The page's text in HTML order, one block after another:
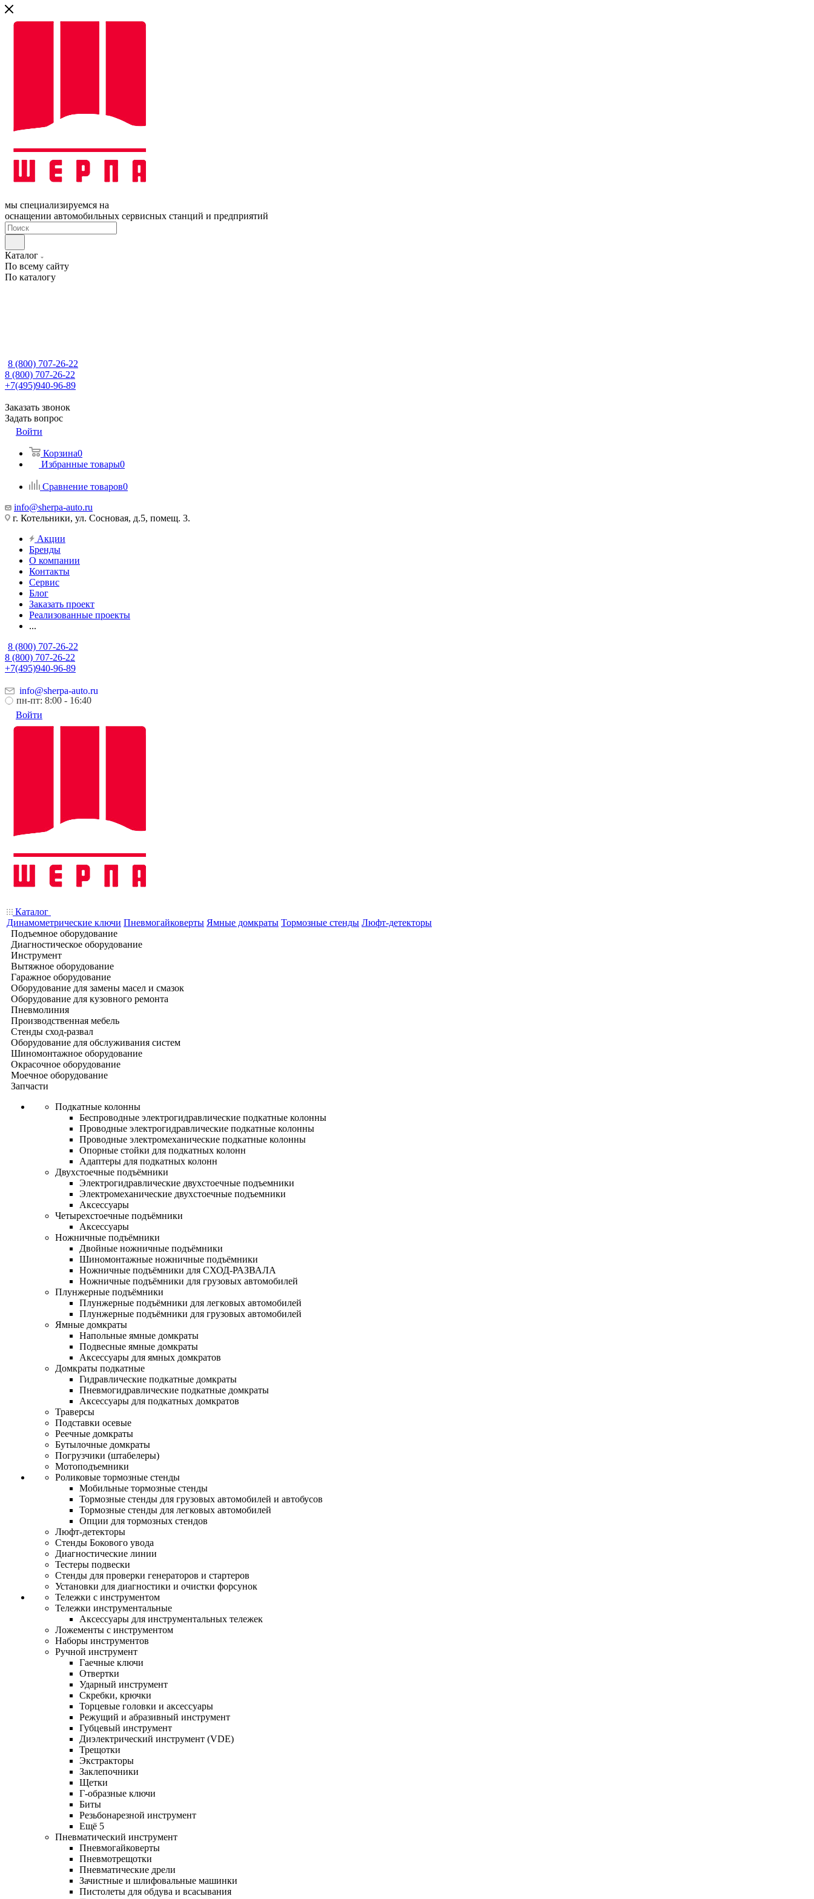
мы специализируемся на
оснащении автомобильных сервисных станций и предприятий
Каталог
По всему сайту
По каталогу
8 (800) 707-26-22
8 (800) 707-26-22
+7(495)940-96-89
Заказать звонок
Задать вопрос
Войти
Корзина0
Избранные товары0
Сравнение товаров0
info@sherpa-auto.ru
г. Котельники, ул. Сосновая, д.5, помещ. 3.
Акции
Бренды
О компании
Контакты
Сервис
Блог
Заказать проект
Реализованные проекты
...
8 (800) 707-26-22
8 (800) 707-26-22
+7(495)940-96-89
info@sherpa-auto.ru
пн-пт: 8:00 - 16:40
Войти
Каталог
Динамометрические ключи Пневмогайковерты Ямные домкраты Тормозные стенды Люфт-детекторы
Подъемное оборудование
Диагностическое оборудование
Инструмент
Вытяжное оборудование
Гаражное оборудование
Оборудование для замены масел и смазок
Оборудование для кузовного ремонта
Пневмолиния
Производственная мебель
Стенды сход-развал
Оборудование для обслуживания систем
Шиномонтажное оборудование
Окрасочное оборудование
Моечное оборудование
Запчасти
Подкатные колонны
Беспроводные электрогидравлические подкатные колонны
Проводные электрогидравлические подкатные колонны
Проводные электромеханические подкатные колонны
Опорные стойки для подкатных колонн
Адаптеры для подкатных колонн
Двухстоечные подъёмники
Электрогидравлические двухстоечные подъемники
Электромеханические двухстоечные подъемники
Аксессуары
Четырехстоечные подъёмники
Аксессуары
Ножничные подъёмники
Двойные ножничные подъёмники
Шиномонтажные ножничные подъёмники
Ножничные подъёмники для СХОД-РАЗВАЛА
Ножничные подъёмники для грузовых автомобилей
Плунжерные подъёмники
Плунжерные подъёмники для легковых автомобилей
Плунжерные подъёмники для грузовых автомобилей
Ямные домкраты
Напольные ямные домкраты
Подвесные ямные домкраты
Аксессуары для ямных домкратов
Домкраты подкатные
Гидравлические подкатные домкраты
Пневмогидравлические подкатные домкраты
Аксессуары для подкатных домкратов
Траверсы
Подставки осевые
Реечные домкраты
Бутылочные домкраты
Погрузчики (штабелеры)
Мотоподъемники
Роликовые тормозные стенды
Мобильные тормозные стенды
Тормозные стенды для грузовых автомобилей и автобусов
Тормозные стенды для легковых автомобилей
Опции для тормозных стендов
Люфт-детекторы
Стенды Бокового увода
Диагностические линии
Тестеры подвески
Стенды для проверки генераторов и стартеров
Установки для диагностики и очистки форсунок
Тележки с инструментом
Тележки инструментальные
Аксессуары для инструментальных тележек
Ложементы с инструментом
Наборы инструментов
Ручной инструмент
Гаечные ключи
Отвертки
Ударный инструмент
Скребки, крючки
Торцевые головки и аксессуары
Режущий и абразивный инструмент
Губцевый инструмент
Диэлектрический инструмент (VDE)
Трещотки
Экстракторы
Заклепочники
Щетки
Г-образные ключи
Биты
Резьбонарезной инструмент
Ещё 5
Пневматический инструмент
Пневмогайковерты
Пневмотрещотки
Пневматические дрели
Зачистные и шлифовальные машинки
Пистолеты для обдува и всасывания